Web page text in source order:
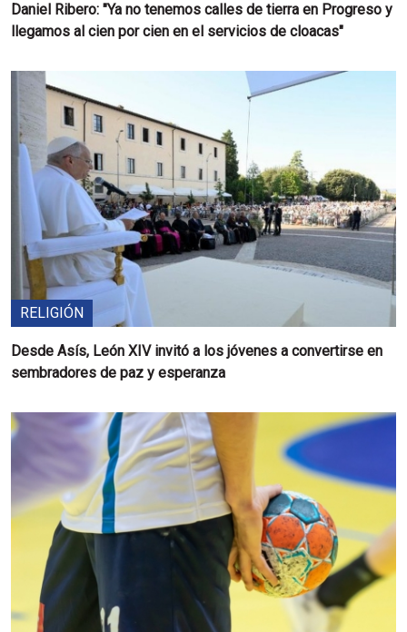
Daniel Ribero: "Ya no tenemos calles de tierra en Progreso y
llegamos al cien por cien en el servicios de cloacas"
RELIGIÓN
Desde Asís, León XIV invitó a los jóvenes a convertirse en
sembradores de paz y esperanza